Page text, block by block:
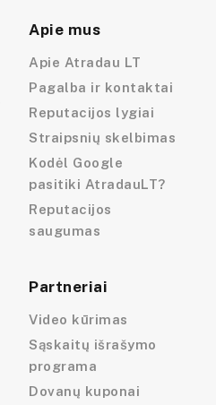
Apie mus
Apie Atradau LT
Pagalba ir kontaktai
Reputacijos lygiai
Straipsnių skelbimas
Kodėl Google
pasitiki AtradauLT?
Reputacijos
saugumas
Partneriai
Video kūrimas
Sąskaitų išrašymo
programa
Dovanų kuponai